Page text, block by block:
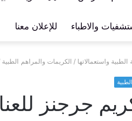
والاطباء للإعلان معنا
الطبية واستعمالاتها / الكريمات والمراهم الطبية
جرجنز